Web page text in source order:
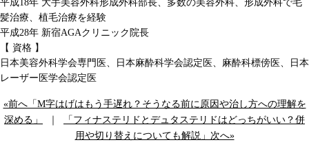
平成18年 大手美容外科形成外科部長、多数の美容外科、形成外科で毛
髪治療、植毛治療を経験
平成28年 新宿AGAクリニック院長
【 資格 】
日本美容外科学会専門医、日本麻酔科学会認定医、麻酔科標傍医、日本
レーザー医学会認定医
«前へ「M字はげはもう手遅れ？そうなる前に原因や治し方への理解を
深める」
「フィナステリドとデュタステリドはどっちがいい？併
用や切り替えについても解説」次へ»